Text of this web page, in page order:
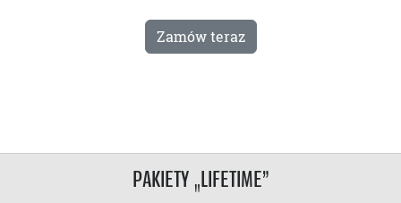
Zamów teraz
PAKIETY „LIFETIME”